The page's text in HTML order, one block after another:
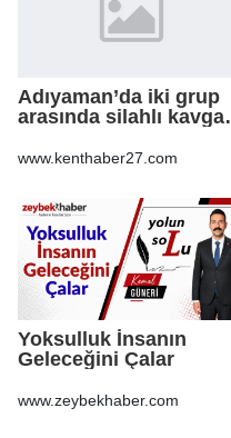
Adıyaman’da iki grup
arasında silahlı kavga:
www.kenthaber27.com
Yoksulluk İnsanın
Geleceğini Çalar
www.zeybekhaber.com